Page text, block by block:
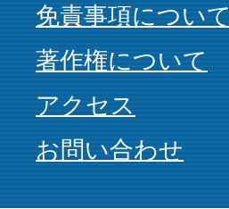
免責事項について
著作権について
アクセス
お問い合わせ